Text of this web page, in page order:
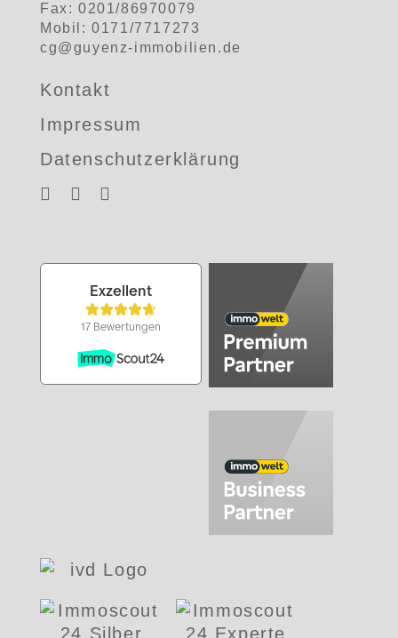
Fax: 0201/86970079
Mobil: 0171/7717273
cg@guyenz-immobilien.de
Kontakt
Impressum
Datenschutzerklärung